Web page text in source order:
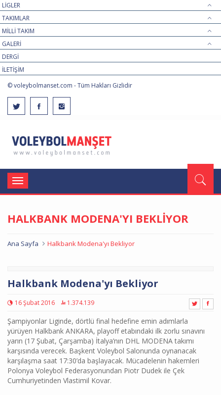
LİGLER
TAKIMLAR
MİLLİ TAKIM
GALERİ
DERGİ
İLETİŞİM
© voleybolmanset.com - Tüm Hakları Gizlidir
Toggle
navigation
HALKBANK MODENA'YI BEKLİYOR
Ana Sayfa Halkbank Modena'yı Bekliyor
Halkbank Modena'yı Bekliyor
16 Şubat 2016 1.374.139
Şampiyonlar Liginde, dörtlü final hedefine emin adımlarla
yürüyen Halkbank ANKARA, playoff etabındaki ilk zorlu sınavını
yarın (17 Şubat, Çarşamba) İtalya’nın DHL MODENA takımı
karşısında verecek. Başkent Voleybol Salonunda oynanacak
karşılaşma saat 17:30’da başlayacak. Mücadelenin hakemleri
Polonya Voleybol Federasyonundan Piotr Dudek ile Çek
Cumhuriyetinden Vlastimil Kovar.